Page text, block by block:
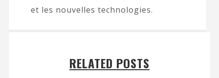
et les nouvelles technologies.
RELATED POSTS